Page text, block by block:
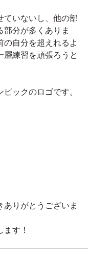
ていないし、他の部
部分が多くありま
自分を超えれるよ
層練習を頑張ろうと
ックのロゴです。
りがとうございま
す！